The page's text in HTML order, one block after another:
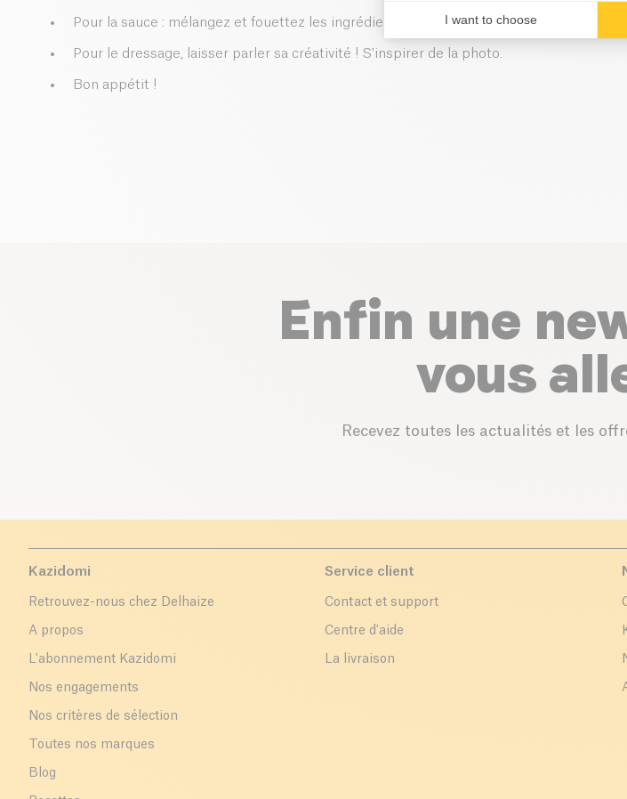
Pour la sauce : mélangez et fouettez les ingrédients entre eux.
Pour le dressage, laisser parler sa créativité ! S'inspirer de la photo.
Bon appétit !
Enfin une
vous
Recevez toutes les actualités et les
Kazidomi
Retrouvez-nous chez Delhaize
A propos
L'abonnement Kazidomi
Nos engagements
Nos critères de sélection
Toutes nos marques
Blog
Service client
Contact et support
Centre d'aide
La livraison
I want to choose